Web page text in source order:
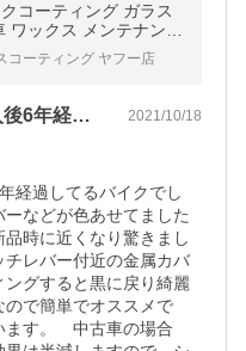
コーティング ガラス
ワックス メンテナンス
単 ガラスコート 【メ
コーティング ヤフー店
今回使用したバイクは、購入後6年経過し… 2021/10/18
経過してるバイクでし
などが色あせてました
時に近くなり驚きまし
レバー付近の金属カバ
グすると黒に戻り綺麗
で簡単でオススメで
す。　中古車の場合